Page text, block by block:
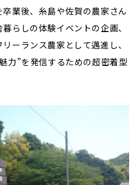
業後、糸島や佐賀の農家さん
らしの体験イベントの企画、
ーランス農家として邁進し、
力”を発信するための超密着型